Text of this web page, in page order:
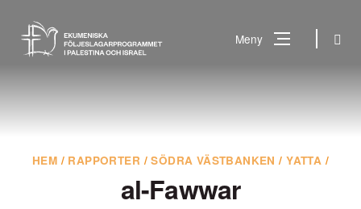
innehåll
Meny Sök
efter?
HEM / RAPPORTER /SÖDRA VÄSTBANKEN /YATTA /
al-Fawwar